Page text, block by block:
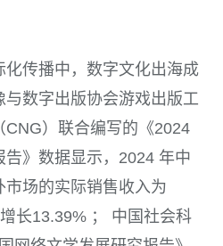
化传播中，数字文化出海成
数字出版协会游戏出版工
CNG）联合编写的《2024
》数据显示，2024 年中
市场的实际销售收入为
长13.39% ； 中国社会科